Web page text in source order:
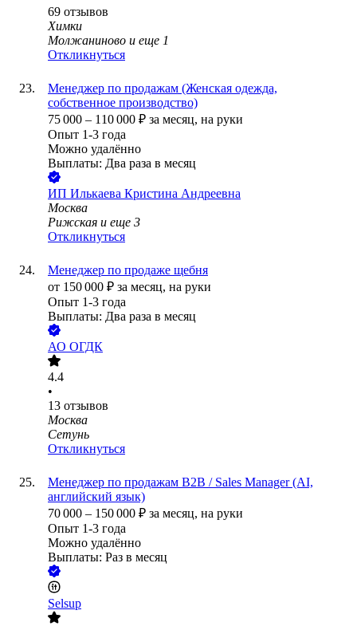
69 отзывов
Химки
Молжаниново и еще 1
Откликнуться
Менеджер по продажам (Женская одежда,
собственное производство)
75 000 – 110 000 ₽ за месяц, на руки
Опыт 1-3 года
Можно удалённо
Выплаты: Два раза в месяц
ИП Илькаева Кристина Андреевна
Москва
Рижская и еще 3
Откликнуться
Менеджер по продаже щебня
от 150 000 ₽ за месяц, на руки
Опыт 1-3 года
Выплаты: Два раза в месяц
АО ОГДК
4.4
•
13 отзывов
Москва
Сетунь
Откликнуться
Менеджер по продажам B2B / Sales Manager (AI,
английский язык)
70 000 – 150 000 ₽ за месяц, на руки
Опыт 1-3 года
Можно удалённо
Выплаты: Раз в месяц
Selsup